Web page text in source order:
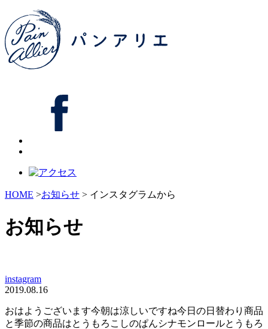
HOME >お知らせ > インスタグラムから
お知らせ
instagram
2019.08.16
おはようございます今朝は涼しいですね今日の日替わり商品
と季節の商品はとうもろこしのぱんシナモンロールとうもろ